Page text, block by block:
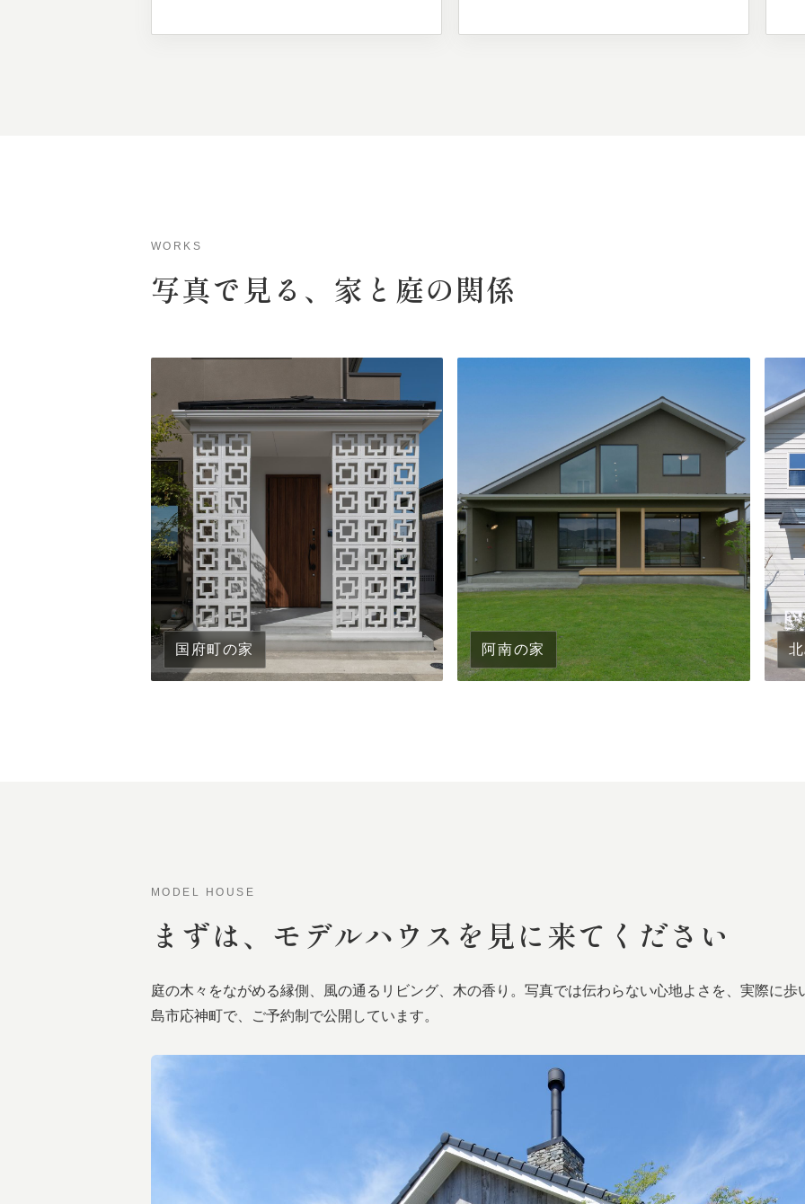
WORKS
写真で 見る、 家と 庭の関係
国府町の家 阿南の家
MODEL HOUSE
まずは、 モデルハウスを 見に来てください
庭の木々をながめる縁側、風の通るリビング、木の香り。写真では伝わらない心地よさを、実際に
島市応神町で、ご予約制で公開しています。